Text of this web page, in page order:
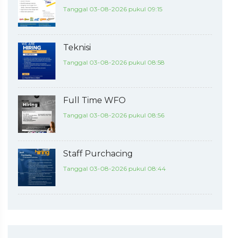
Tanggal 03-08-2026 pukul 09:15
Teknisi
Tanggal 03-08-2026 pukul 08:58
Full Time WFO
Tanggal 03-08-2026 pukul 08:56
Staff Purchacing
Tanggal 03-08-2026 pukul 08:44